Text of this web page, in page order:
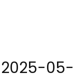
05-